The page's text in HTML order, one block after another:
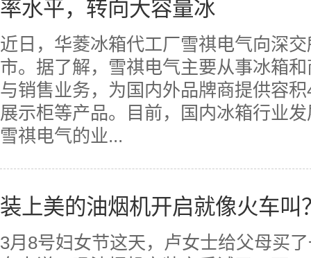
率水平，转向大容量冰
近日，华菱冰箱代工厂雪祺电气向深
市。据了解，雪祺电气主要从事冰箱
与销售业务，为国内外品牌商提供容
展示柜等产品。目前，国内冰箱行业
雪祺电气的业...
装上美的油烟机开启就像火车叫
3月8号妇女节这天，卢女士给父母买